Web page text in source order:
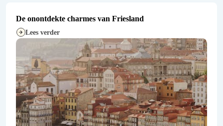
De onontdekte charmes van Friesland
Lees verder